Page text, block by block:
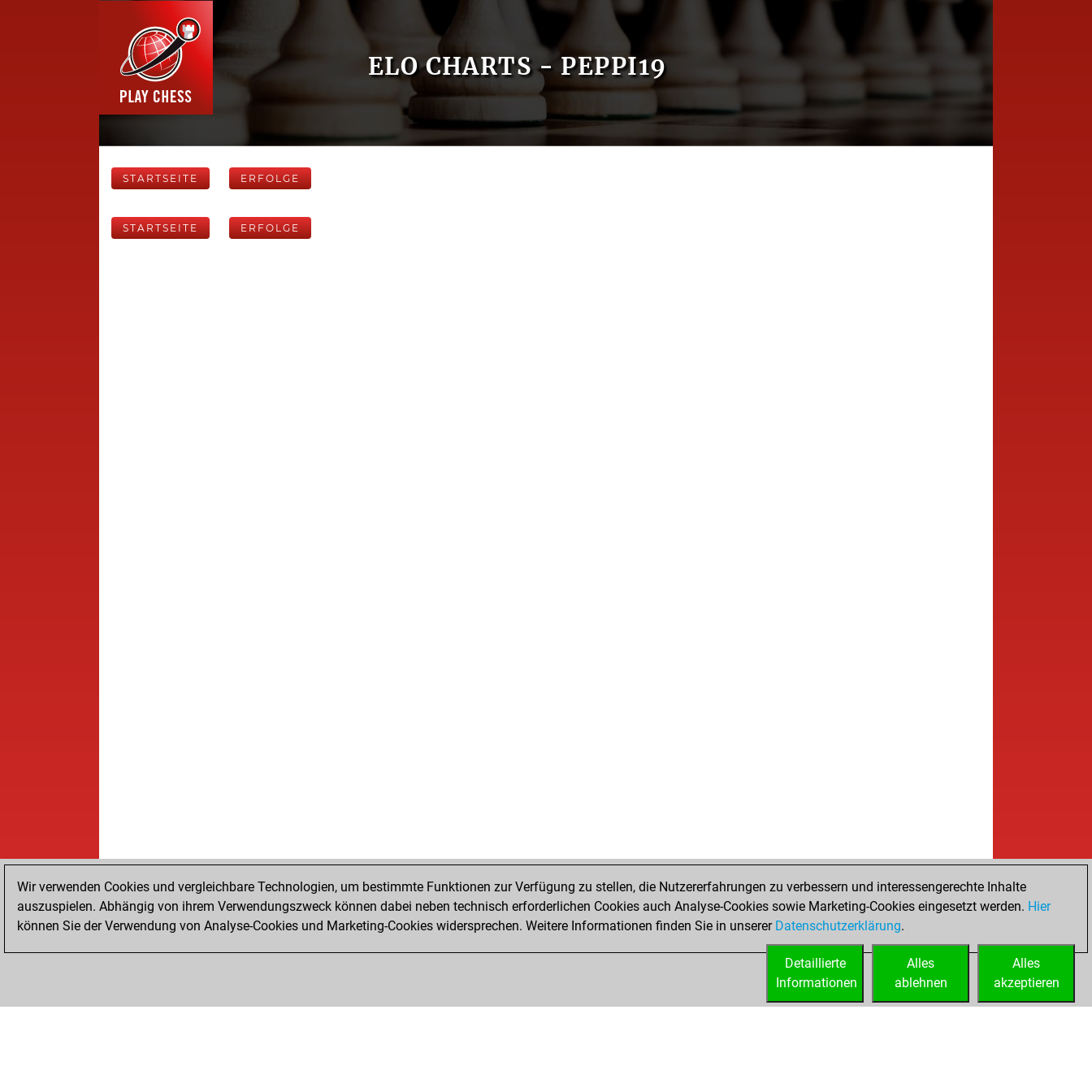
ELO CHARTS - PEPPI19
STARTSEITE ERFOLGE
STARTSEITE ERFOLGE
Wir verwenden Cookies und vergleichbare Technologien, um bestimmte Funktionen zur Verfügung zu stellen, die Nutzererfahrungen zu verbessern und interessengerechte Inhalte
auszuspielen. Abhängig von ihrem Verwendungszweck können dabei neben technisch erforderlichen Cookies auch Analyse-Cookies sowie Marketing-Cookies eingesetzt werden. Hier
können Sie der Verwendung von Analyse-Cookies und Marketing-Cookies widersprechen. Weitere Informationen finden Sie in unserer Datenschutzerklärung.
Alles
akzeptieren
Alles
ablehnen
Detaillierte
Informationen